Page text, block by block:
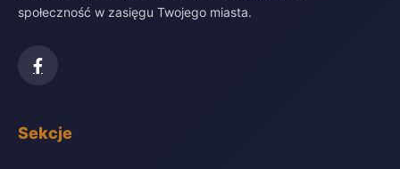
społeczność w zasięgu Twojego miasta.
Sekcje